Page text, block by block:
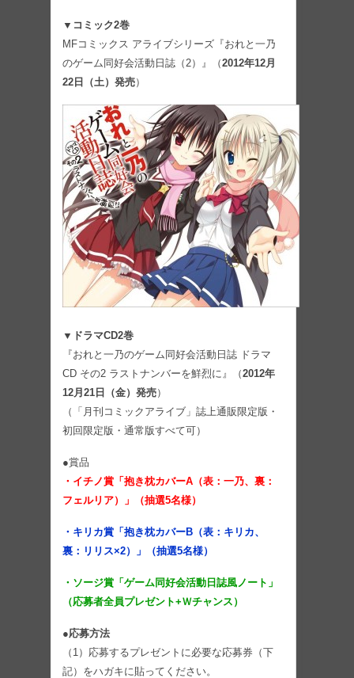
▼コミック2巻
MFコミックス アライブシリーズ『おれと一乃
のゲーム同好会活動日誌（2）』（2012年12月
22日（土）発売）
▼ドラマCD2巻
『おれと一乃のゲーム同好会活動日誌 ドラマ
CD その2 ラストナンバーを鮮烈に』（2012年
12月21日（金）発売）
（「月刊コミックアライブ」誌上通販限定版・
初回限定版・通常版すべて可）
●賞品
・イチノ賞「抱き枕カバーA（表：一乃、裏：
フェルリア）」（抽選5名様）
・キリカ賞「抱き枕カバーB（表：キリカ、
裏：リリス×2）」（抽選5名様）
・ソージ賞「ゲーム同好会活動日誌風ノート」
（応募者全員プレゼント+Ｗチャンス）
●応募方法
（1）応募するプレゼントに必要な応募券（下
記）をハガキに貼ってください。